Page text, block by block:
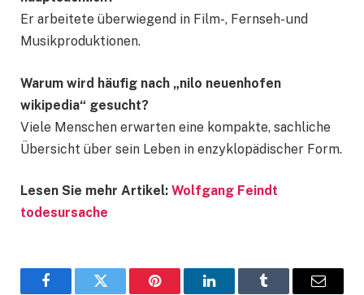
Er arbeitete überwiegend in Film-, Fernseh- und
Musikproduktionen.
Warum wird häufig nach „nilo neuenhofen
wikipedia“ gesucht?
Viele Menschen erwarten eine kompakte, sachliche
Übersicht über sein Leben in enzyklopädischer Form.
Lesen Sie mehr Artikel: Wolfgang Feindt
todesursache